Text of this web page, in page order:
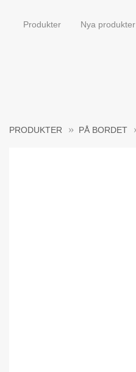
Produkter Nya produkter
PRODUKTER PÅ BORDET